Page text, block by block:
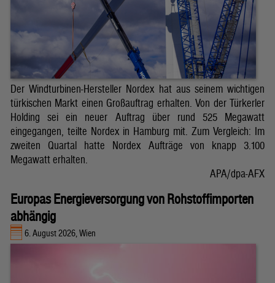
Der Windturbinen-Hersteller Nordex hat aus seinem wichtigen
türkischen Markt einen Großauftrag erhalten. Von der Türkerler
Holding sei ein neuer Auftrag über rund 525 Megawatt
eingegangen, teilte Nordex in Hamburg mit. Zum Vergleich: Im
zweiten Quartal hatte Nordex Aufträge von knapp 3.100
Megawatt erhalten.
APA/dpa-AFX
Europas Energieversorgung von Rohstoffimporten
abhängig
6. August 2026, Wien